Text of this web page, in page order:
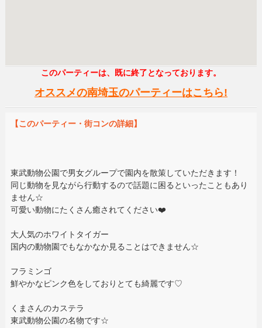
このパーティーは、既に終了となっております。
オススメの南埼玉のパーティーはこちら!
【このパーティー・街コンの詳細】
東武動物公園で男女グループで園内を散策していただきます！
同じ動物を見ながら行動するので話題に困るといったこともあり
ません☆
可愛い動物にたくさん癒されてください❤️
大人気のホワイトタイガー
国内の動物園でもなかなか見ることはできません☆
フラミンゴ
鮮やかなピンク色をしておりとても綺麗です♡
くまさんのカステラ
東武動物公園の名物です☆